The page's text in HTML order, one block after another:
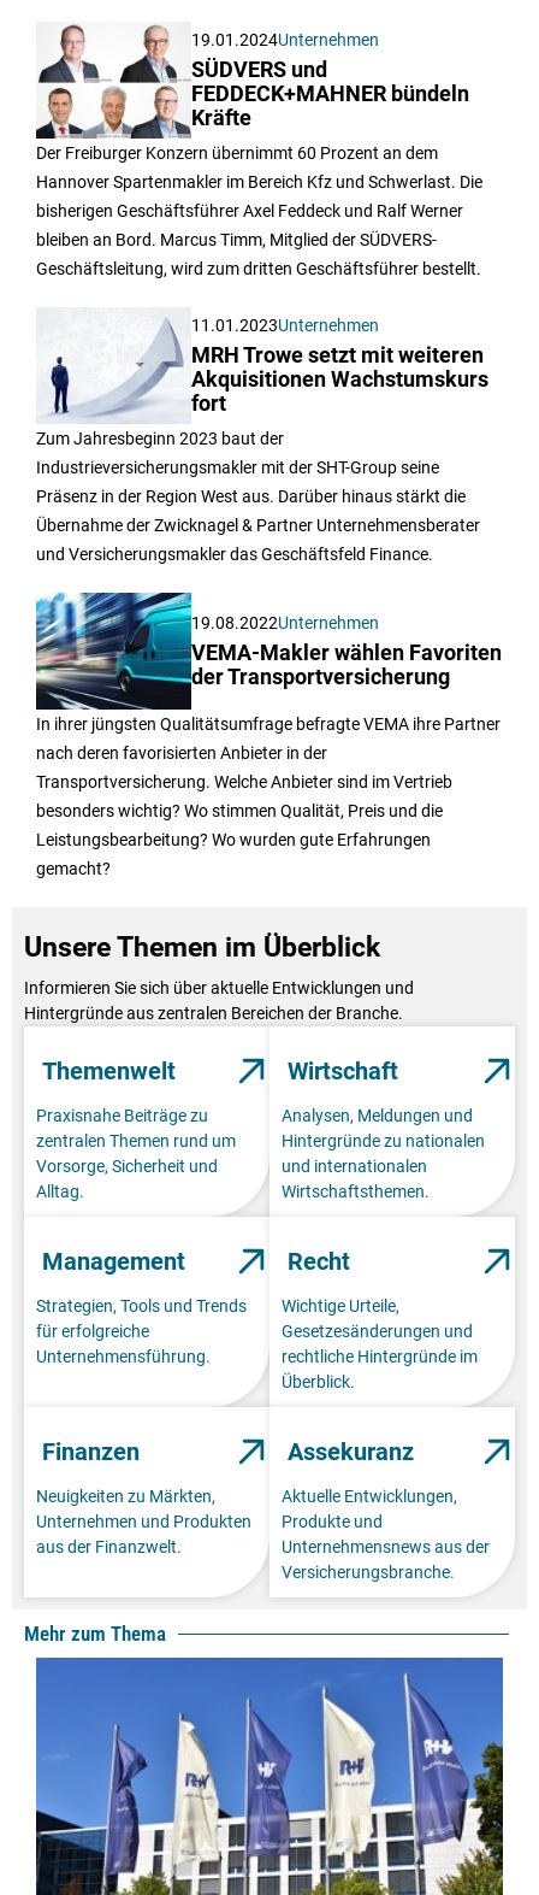
19.01.2024Unternehmen
SÜDVERS und
FEDDECK+MAHNER bündeln
Kräfte
Der Freiburger Konzern übernimmt 60 Prozent an dem
Hannover Spartenmakler im Bereich Kfz und Schwerlast. Die
bisherigen Geschäftsführer Axel Feddeck und Ralf Werner
bleiben an Bord. Marcus Timm, Mitglied der SÜDVERS-
Geschäftsleitung, wird zum dritten Geschäftsführer bestellt.
11.01.2023Unternehmen
MRH Trowe setzt mit weiteren
Akquisitionen Wachstumskurs
fort
Zum Jahresbeginn 2023 baut der
Industrieversicherungsmakler mit der SHT-Group seine
Präsenz in der Region West aus. Darüber hinaus stärkt die
Übernahme der Zwicknagel & Partner Unternehmensberater
und Versicherungsmakler das Geschäftsfeld Finance.
19.08.2022Unternehmen
VEMA-Makler wählen Favoriten
der Transportversicherung
In ihrer jüngsten Qualitätsumfrage befragte VEMA ihre Partner
nach deren favorisierten Anbieter in der
Transportversicherung. Welche Anbieter sind im Vertrieb
besonders wichtig? Wo stimmen Qualität, Preis und die
Leistungsbearbeitung? Wo wurden gute Erfahrungen
gemacht?
Unsere Themen im Überblick
Informieren Sie sich über aktuelle Entwicklungen und
Hintergründe aus zentralen Bereichen der Branche.
Themenwelt
Praxisnahe Beiträge zu
zentralen Themen rund um
Vorsorge, Sicherheit und
Alltag.
Wirtschaft
Analysen, Meldungen und
Hintergründe zu nationalen
und internationalen
Wirtschaftsthemen.
Management
Strategien, Tools und Trends
für erfolgreiche
Unternehmensführung.
Recht
Wichtige Urteile,
Gesetzesänderungen und
rechtliche Hintergründe im
Überblick.
Finanzen
Neuigkeiten zu Märkten,
Unternehmen und Produkten
aus der Finanzwelt.
Assekuranz
Aktuelle Entwicklungen,
Produkte und
Unternehmensnews aus der
Versicherungsbranche.
Mehr zum Thema